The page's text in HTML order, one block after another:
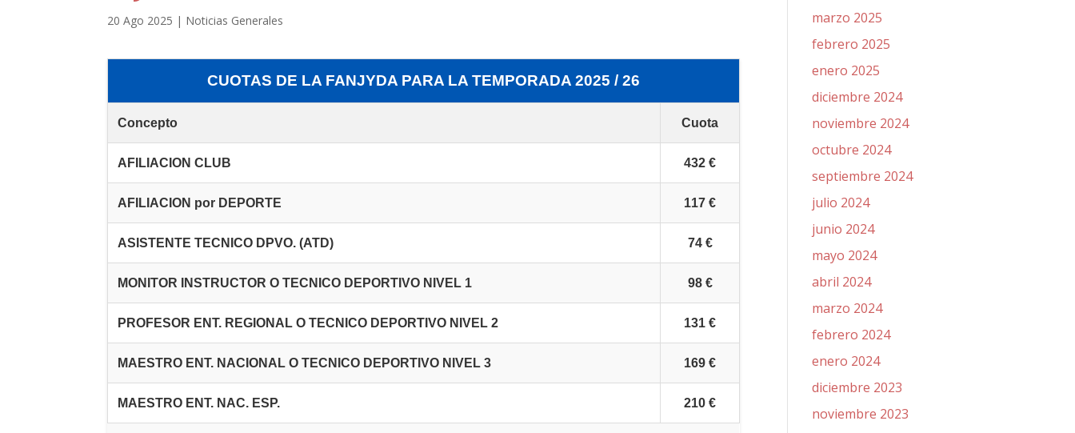
20 Ago 2025 | Noticias Generales
CUOTAS DE LA FANJYDA PARA LA TEMPORADA 2025 / 26
Concepto Cuota
AFILIACION CLUB 432 €
AFILIACION por DEPORTE 117 €
ASISTENTE TECNICO DPVO. (ATD) 74 €
MONITOR INSTRUCTOR O TECNICO DEPORTIVO NIVEL 1 98 €
PROFESOR ENT. REGIONAL O TECNICO DEPORTIVO NIVEL 2 131 €
MAESTRO ENT. NACIONAL O TECNICO DEPORTIVO NIVEL 3 169 €
MAESTRO ENT. NAC. ESP. 210 €
marzo 2025
febrero 2025
enero 2025
diciembre 2024
noviembre 2024
octubre 2024
septiembre 2024
julio 2024
junio 2024
mayo 2024
abril 2024
marzo 2024
febrero 2024
enero 2024
diciembre 2023
noviembre 2023